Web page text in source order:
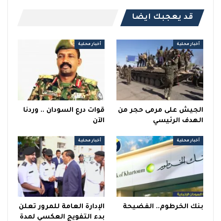
قد يعجبك ايضا
أخبار محلية
الجيش على مرمى حجر من
الهدف الرئيسي
أخبار محلية
قوات درع السودان .. وردنا
الآن
أخبار محلية
بنك الخرطوم.. الفضيحة
أخبار محلية
الإدارة العامة للمرور تعلن
بدء التفويج العكسي لمدة